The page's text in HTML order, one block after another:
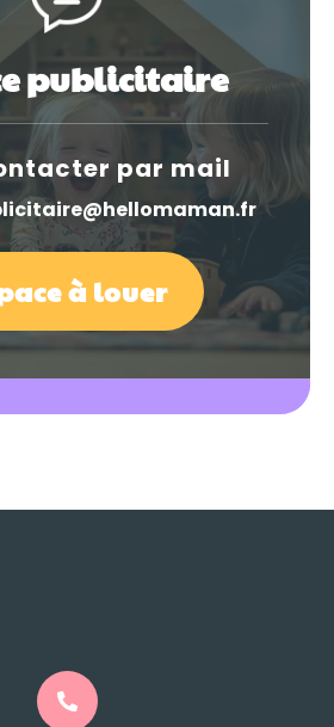
publicitaire
par mail
à louer